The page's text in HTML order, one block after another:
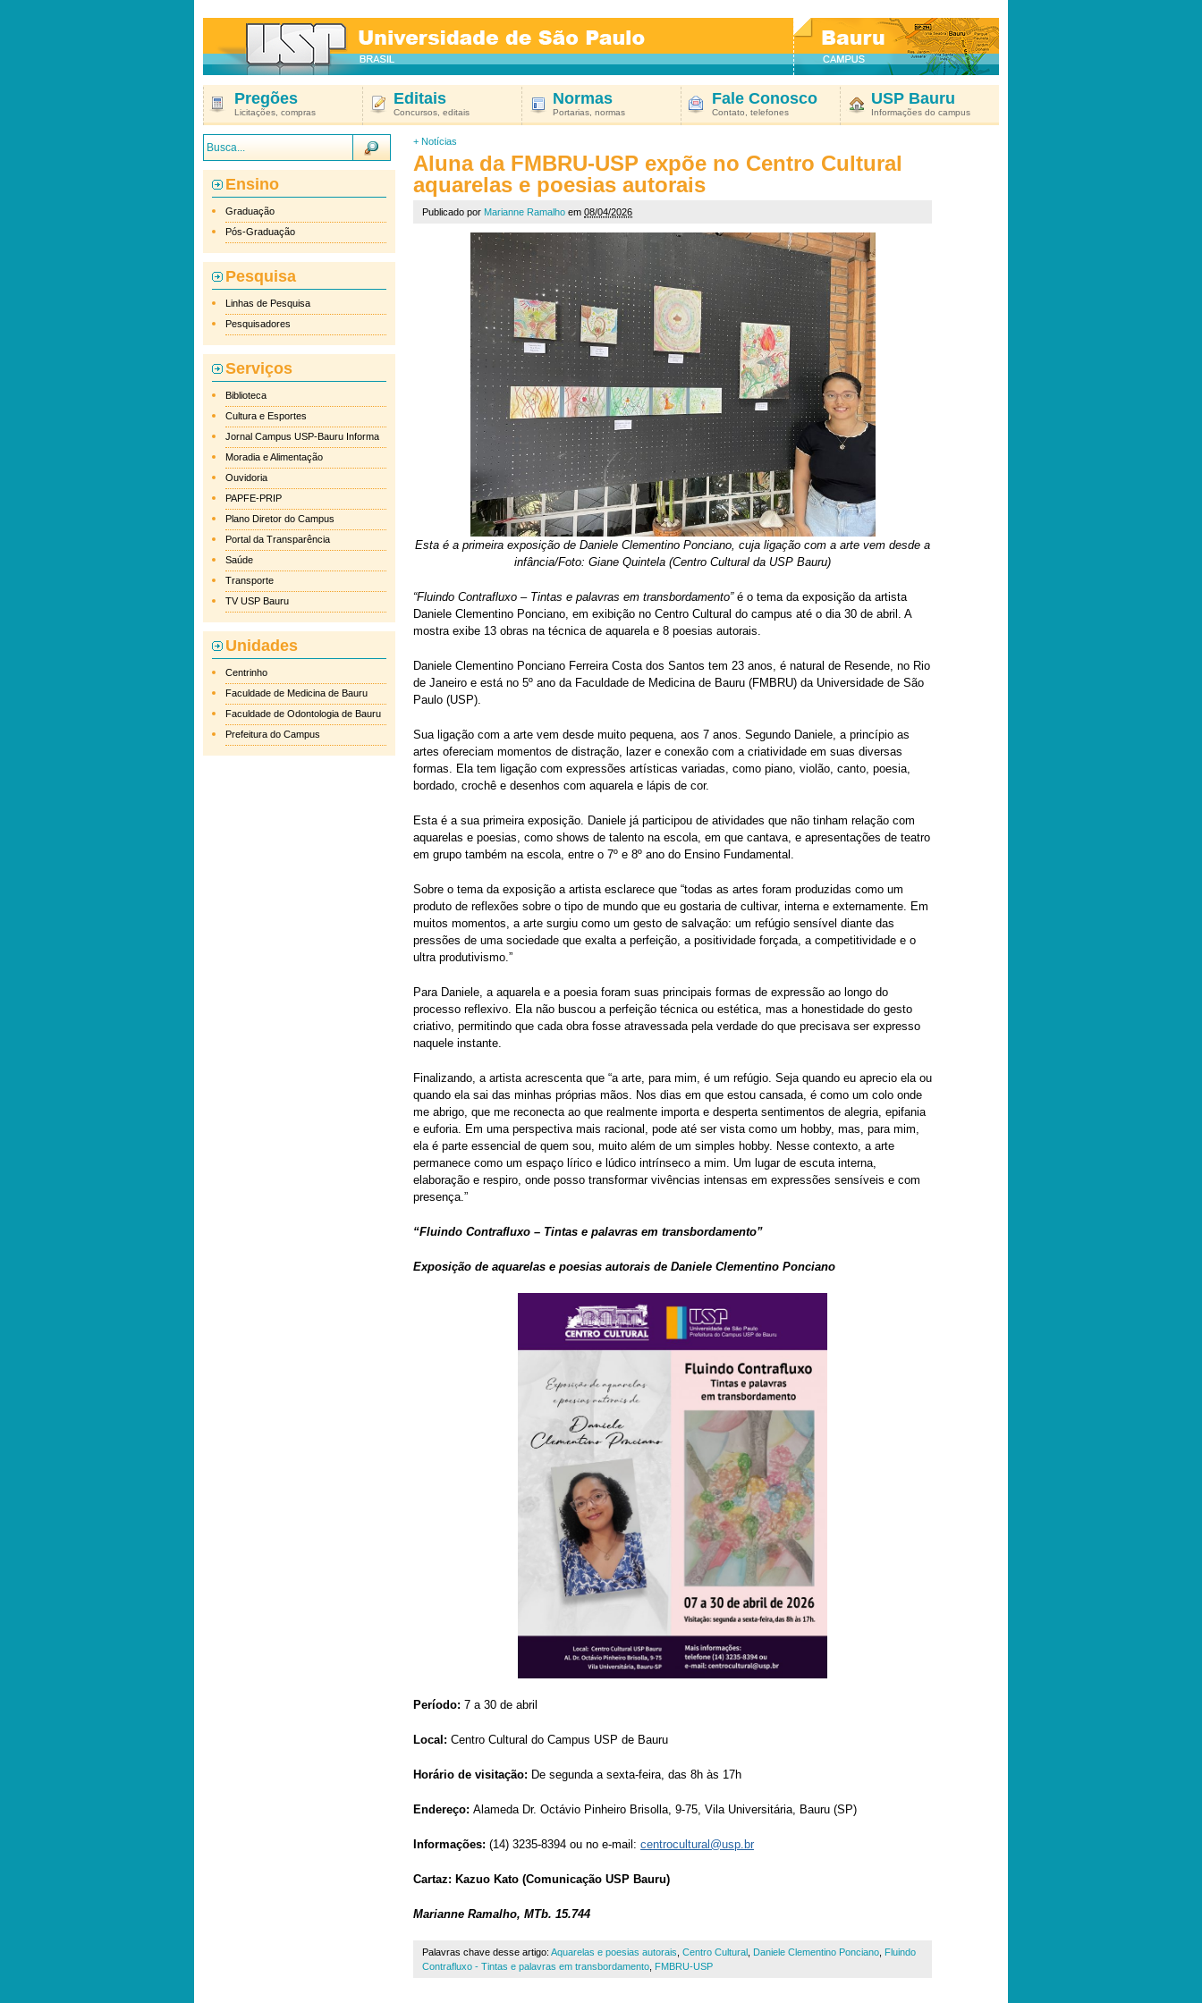
Pregões
Licitações, compras
Editais
Concursos, editais
Normas
Portarias, normas
Fale Conosco
Contato, telefones
USP Bauru
Informações do campus
Ensino
Graduação
Pós-Graduação
Pesquisa
Linhas de Pesquisa
Pesquisadores
Serviços
Biblioteca
Cultura e Esportes
Jornal Campus USP-Bauru Informa
Moradia e Alimentação
Ouvidoria
PAPFE-PRIP
Plano Diretor do Campus
Portal da Transparência
Saúde
Transporte
TV USP Bauru
Unidades
Centrinho
Faculdade de Medicina de Bauru
Faculdade de Odontologia de Bauru
Prefeitura do Campus
+ Notícias
Aluna da FMBRU-USP expõe no Centro Cultural
aquarelas e poesias autorais
Publicado por Marianne Ramalho em 08/04/2026
Esta é a primeira exposição de Daniele Clementino Ponciano, cuja ligação com a arte vem desde a
infância/Foto: Giane Quintela (Centro Cultural da USP Bauru)
“Fluindo Contrafluxo – Tintas e palavras em transbordamento” é o tema da exposição da artista
Daniele Clementino Ponciano, em exibição no Centro Cultural do campus até o dia 30 de abril. A
mostra exibe 13 obras na técnica de aquarela e 8 poesias autorais.
Daniele Clementino Ponciano Ferreira Costa dos Santos tem 23 anos, é natural de Resende, no Rio
de Janeiro e está no 5º ano da Faculdade de Medicina de Bauru (FMBRU) da Universidade de São
Paulo (USP).
Sua ligação com a arte vem desde muito pequena, aos 7 anos. Segundo Daniele, a princípio as
artes ofereciam momentos de distração, lazer e conexão com a criatividade em suas diversas
formas. Ela tem ligação com expressões artísticas variadas, como piano, violão, canto, poesia,
bordado, crochê e desenhos com aquarela e lápis de cor.
Esta é a sua primeira exposição. Daniele já participou de atividades que não tinham relação com
aquarelas e poesias, como shows de talento na escola, em que cantava, e apresentações de teatro
em grupo também na escola, entre o 7º e 8º ano do Ensino Fundamental.
Sobre o tema da exposição a artista esclarece que “todas as artes foram produzidas como um
produto de reflexões sobre o tipo de mundo que eu gostaria de cultivar, interna e externamente. Em
muitos momentos, a arte surgiu como um gesto de salvação: um refúgio sensível diante das
pressões de uma sociedade que exalta a perfeição, a positividade forçada, a competitividade e o
ultra produtivismo.”
Para Daniele, a aquarela e a poesia foram suas principais formas de expressão ao longo do
processo reflexivo. Ela não buscou a perfeição técnica ou estética, mas a honestidade do gesto
criativo, permitindo que cada obra fosse atravessada pela verdade do que precisava ser expresso
naquele instante.
Finalizando, a artista acrescenta que “a arte, para mim, é um refúgio. Seja quando eu aprecio ela ou
quando ela sai das minhas próprias mãos. Nos dias em que estou cansada, é como um colo onde
me abrigo, que me reconecta ao que realmente importa e desperta sentimentos de alegria, epifania
e euforia. Em uma perspectiva mais racional, pode até ser vista como um hobby, mas, para mim,
ela é parte essencial de quem sou, muito além de um simples hobby. Nesse contexto, a arte
permanece como um espaço lírico e lúdico intrínseco a mim. Um lugar de escuta interna,
elaboração e respiro, onde posso transformar vivências intensas em expressões sensíveis e com
presença.”
“Fluindo Contrafluxo – Tintas e palavras em transbordamento”
Exposição de aquarelas e poesias autorais de Daniele Clementino Ponciano
Período: 7 a 30 de abril
Local: Centro Cultural do Campus USP de Bauru
Horário de visitação: De segunda a sexta-feira, das 8h às 17h
Endereço: Alameda Dr. Octávio Pinheiro Brisolla, 9-75, Vila Universitária, Bauru (SP)
Informações: (14) 3235-8394 ou no e-mail: centrocultural@usp.br
Cartaz: Kazuo Kato (Comunicação USP Bauru)
Marianne Ramalho, MTb. 15.744
Palavras chave desse artigo: Aquarelas e poesias autorais Centro Cultural Daniele Clementino Ponciano Fluindo
Contrafluxo - Tintas e palavras em transbordamento FMBRU-USP